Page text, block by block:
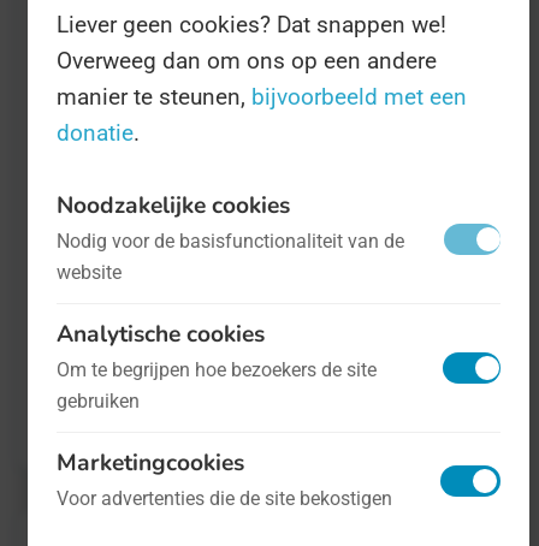
uit een aanbeveling van de
Onderzoekscommissie
Uitvoeringsorganisaties.
rondetafelgesprekken volgen. Die
livestreams, en informatie over het
u optweedekamer.nl. Voor informatie over
de internationale viering kunt u
Liever geen cookies? Dat snappen we!
Overweeg dan om ons op een andere
manier te steunen, bijvoorbeeld met een
donatie.
Noodzakelijke cookies
Nodig voor de basisfunctionaliteit van de
website
Analytische cookies
Om te begrijpen hoe bezoekers de site
gebruiken
Marketingcookies
Voor advertenties die de site bekostigen